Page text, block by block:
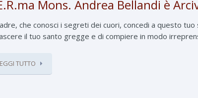
Mons. Andrea Bellandi è
che conosci i segreti dei cuori, concedi a questo
il tuo santo gregge e di compiere in modo
TUTTO